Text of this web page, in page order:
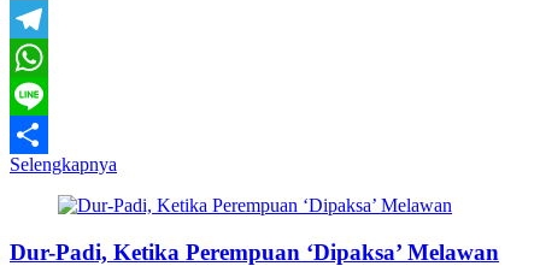
Email
Telegram
WhatsApp
Line
Share
Selengkapnya
Dur-Padi, Ketika Perempuan ‘Dipaksa’ Melawan